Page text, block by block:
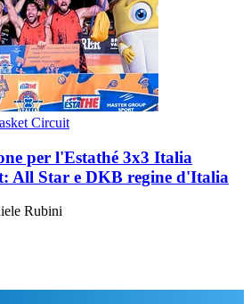
Circuit
per l'Estathé 3x3 Italia
All Star e DKB regine d'Italia
Rubini